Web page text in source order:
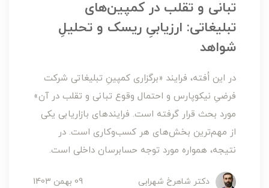
تبانی و تقلب در کمپین‌های
تبلیغاتی: ارزیابیِ ریسک و تحلیلِ
شواهد
در این اُفته‌، فرایند «برگزاری کمپینِ تبلیغاتی شرکت
فرضیِ نیکوپارس و احتمال وقوع تبانی و تقلب در آن»
مورد بحث قرار گرفته است. فرایندهای بازاریابی یکی
از مهم‌ترین بخش‌های هر کسب‌وکاری است. در
نتیجه، همواره مورد توجه حسابرسان داخلی است.
دکتر شاهرخ شهرابی 09 بهمن 1403